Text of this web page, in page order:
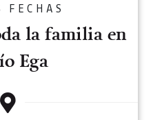
FECHAS
la familia en
Ega